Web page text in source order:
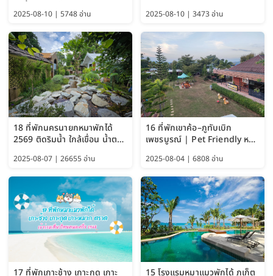
2025-08-10 | 5748 อ่าน 2025-08-10 | 3473 อ่าน
18 ที่พักนครนายกหมาพักได้
2569 ติดริมน้ำ ใกล้เขื่อน น้ำตก
ได้
2025-08-07 | 26655 อ่าน
16 ที่พักเขาค้อ–ภูทับเบิก
เพชรบูรณ์ | Pet Friendly หมา
2025-08-04 | 6808 อ่าน
17 ที่พักเกาะช้าง เกาะกูด เกาะ
15 โรงแรมหมาแมวพักได้ ภูเก็ต